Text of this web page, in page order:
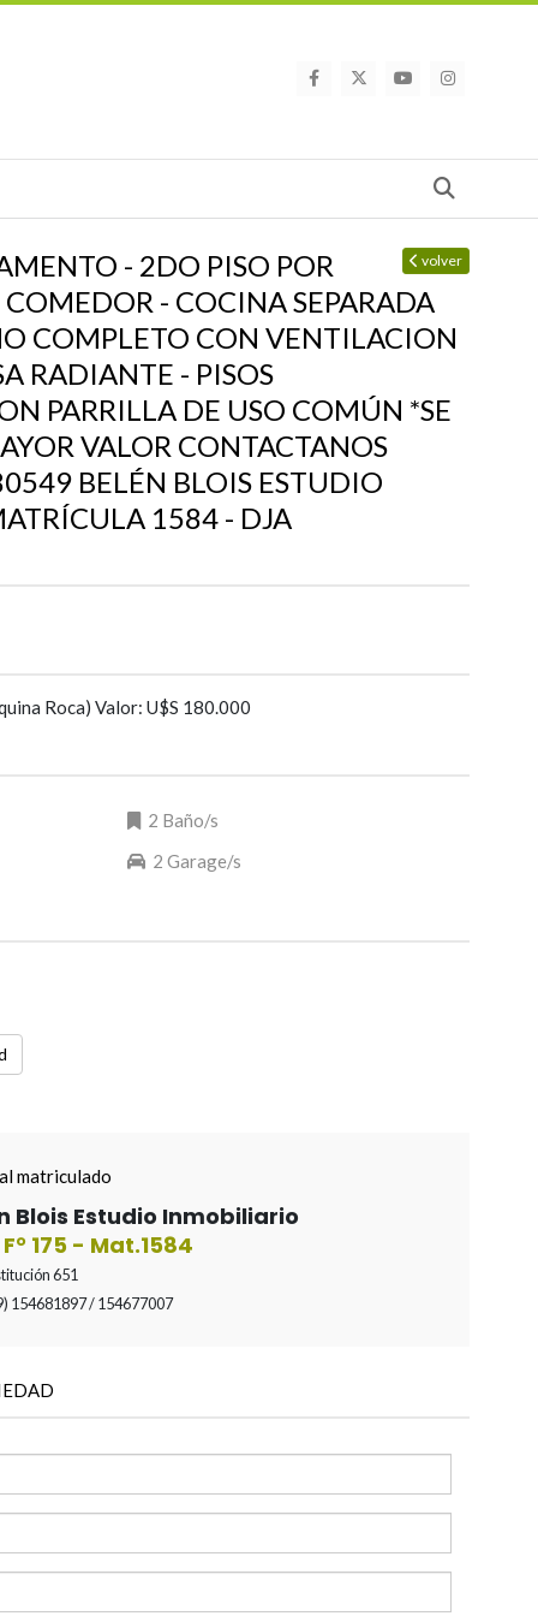
volver
- 2DO PISO POR
- COCINA SEPARADA
COMPLETO CON VENTILACION
RADIANTE - PISOS
PARRILLA DE USO COMÚN *SE
VALOR CONTACTANOS
BELÉN BLOIS ESTUDIO
1584 - DJA
Roca) Valor: U$S 180.000
2 Baño/s
2 Garage/s
matriculado
Blois Estudio Inmobiliario
F° 175 - Mat.1584
651
154681897 / 154677007